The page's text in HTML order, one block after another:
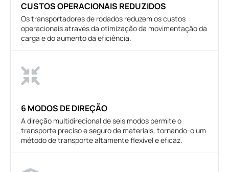
CUSTOS OPERACIONAIS REDUZIDOS
Os transportadores de rodados reduzem os custos
operacionais através da otimização da movimentação da
carga e do aumento da eficiência.
6 MODOS DE DIREÇÃO
A direção multidirecional de seis modos permite o
transporte preciso e seguro de materiais, tornando-o um
método de transporte altamente flexível e eficaz.